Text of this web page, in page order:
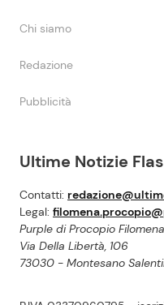
Ultime Notizie
Contatti:
Legal:
Purple di Procopio Filomena
Via Della Libertà, 106
73030 - Montesano
Chi siamo
Redazione
Pubblicità